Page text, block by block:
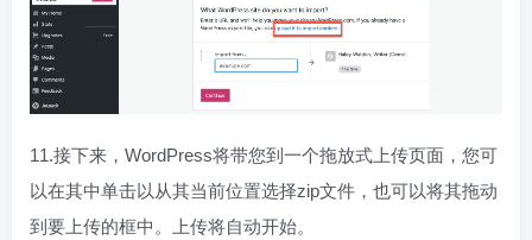
11.接下来，WordPress将带您到一个拖放式上传页面，您可
以在其中单击以从其当前位置选择zip文件，也可以将其拖动
到要上传的框中。上传将自动开始。